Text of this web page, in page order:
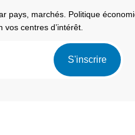
pays, marchés. Politique
centres d’intérêt.
S'inscrire